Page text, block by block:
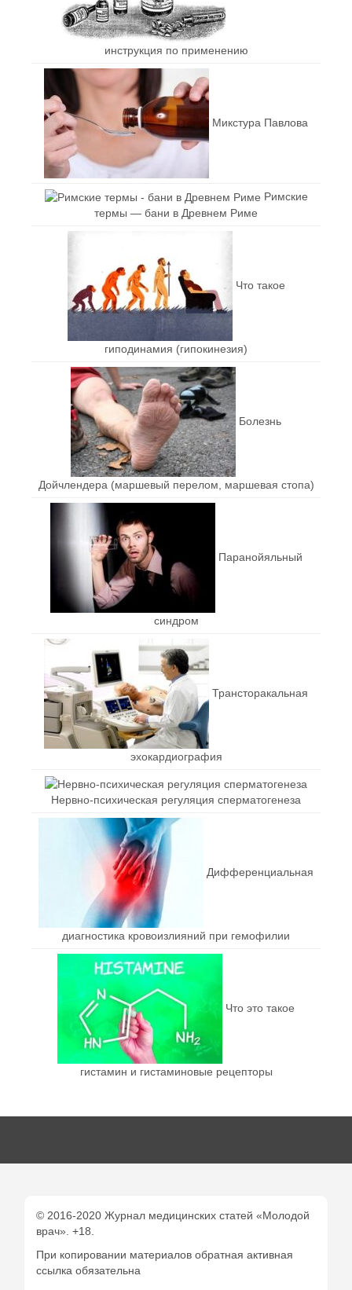
инструкция по применению
Микстура Павлова
Римские
термы — бани в Древнем Риме
Что такое
гиподинамия (гипокинезия)
Болезнь
Дойчлендера (маршевый перелом, маршевая стопа)
Паранойяльный
синдром
Трансторакальная
эхокардиография
Нервно-психическая регуляция сперматогенеза
Дифференциальная
диагностика кровоизлияний при гемофилии
Что это такое
гистамин и гистаминовые рецепторы
© 2016-2020 Журнал медицинских статей «Молодой
врач». +18.
При копировании материалов обратная активная
ссылка обязательна